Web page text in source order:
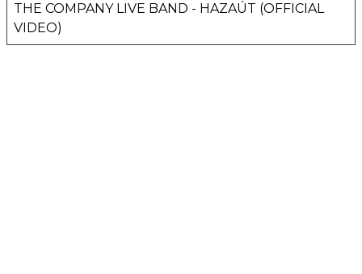
THE COMPANY LIVE BAND - HAZAÚT (OFFICIAL
VIDEO)